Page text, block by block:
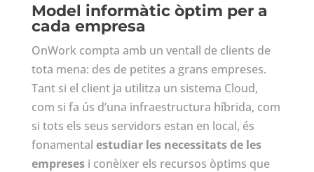
Model informàtic òptim per a
cada empresa
OnWork compta amb un ventall de clients de
tota mena: des de petites a grans empreses.
Tant si el client ja utilitza un sistema Cloud,
com si fa ús d’una infraestructura híbrida, com
si tots els seus servidors estan en local, és
fonamental estudiar les necessitats de les
empreses i conèixer els recursos òptims que